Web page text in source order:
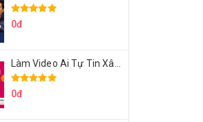
0đ
0đ